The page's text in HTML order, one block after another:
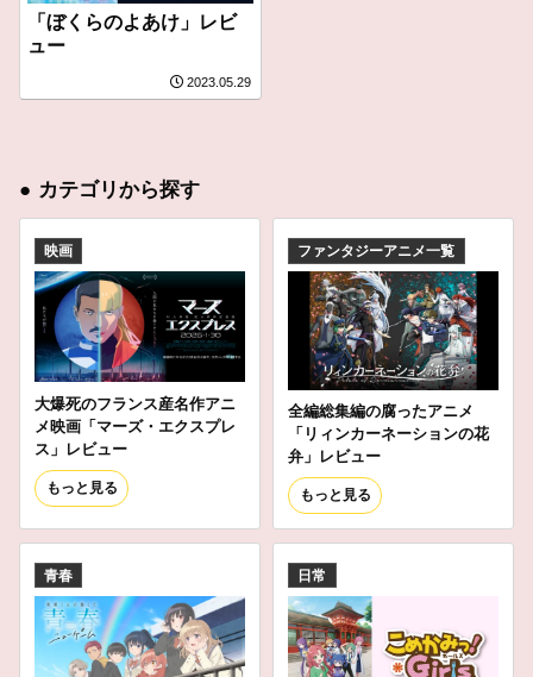
「ぼくらのよあけ」レビ
ュー
2023.05.29
● カテゴリから探す
映画
大爆死のフランス産名作アニ
メ映画「マーズ・エクスプレ
ス」レビュー
もっと見る
ファンタジーアニメ一覧
全編総集編の腐ったアニメ
「リィンカーネーションの花
弁」レビュー
もっと見る
青春 日常